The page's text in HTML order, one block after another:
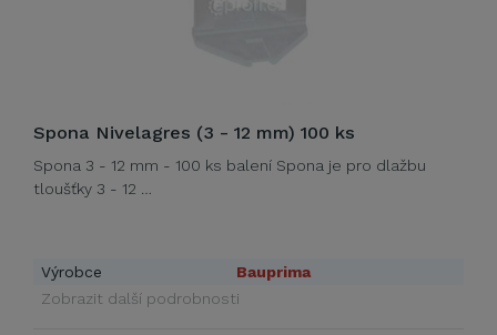
Spona Nivelagres (3 - 12 mm) 100 ks
Spona 3 - 12 mm - 100 ks balení Spona je pro dlažbu
tloušťky 3 - 12 …
Výrobce
Bauprima
Zobrazit další podrobnosti